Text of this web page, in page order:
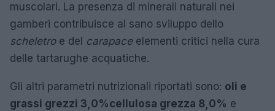
muscolari. La presenza di minerali naturali nei
gamberi contribuisce al sano sviluppo dello
scheletroe del carapaceelementi critici nella cura
delle tartarughe acquatiche.
Gli altri parametri nutrizionali riportati sono: oli e
grassi grezzi 3,0%cellulosa grezza 8,0% e